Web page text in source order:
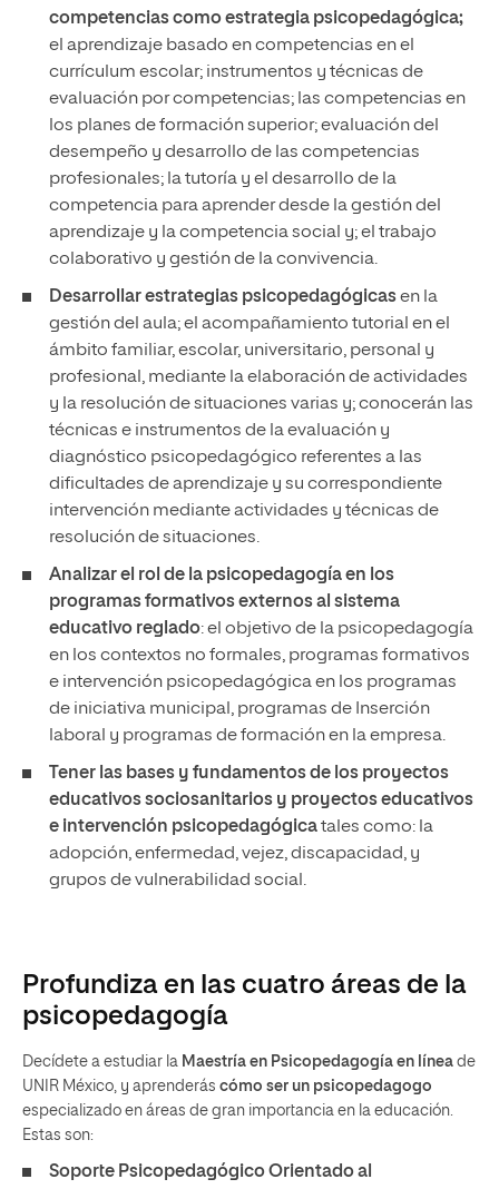
competencias como estrategia psicopedagógica;
el aprendizaje basado en competencias en el
currículum escolar; instrumentos y técnicas de
evaluación por competencias; las competencias en
los planes de formación superior; evaluación del
desempeño y desarrollo de las competencias
profesionales; la tutoría y el desarrollo de la
competencia para aprender desde la gestión del
aprendizaje y la competencia social y; el trabajo
colaborativo y gestión de la convivencia.
Desarrollar estrategias psicopedagógicasen la
gestión del aula; el acompañamiento tutorial en el
ámbito familiar, escolar, universitario, personal y
profesional, mediante la elaboración de actividades
y la resolución de situaciones varias y; conocerán las
técnicas e instrumentos de la evaluación y
diagnóstico psicopedagógico referentes a las
dificultades de aprendizaje y su correspondiente
intervención mediante actividades y técnicas de
resolución de situaciones.
Analizar el rol de la psicopedagogía en los
programas formativos externos al sistema
educativo reglado: el objetivo de la psicopedagogía
en los contextos no formales, programas formativos
e intervención psicopedagógica en los programas
de iniciativa municipal, programas de Inserción
laboral y programas de formación en la empresa.
Tener las bases y fundamentos de los proyectos
educativos sociosanitarios y proyectos educativos
e intervención psicopedagógicatales como: la
adopción, enfermedad, vejez, discapacidad, y
grupos de vulnerabilidad social.
Profundiza en las cuatro áreas de la
psicopedagogía
Decídete a estudiar la Maestría en Psicopedagogía en línea de
UNIR México, y aprenderás cómo ser un psicopedagogo
especializado en áreas de gran importancia en la educación.
Estas son:
Soporte Psicopedagógico Orientado al